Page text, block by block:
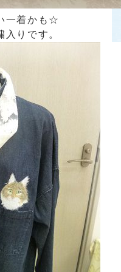
い一着かも☆
りです。